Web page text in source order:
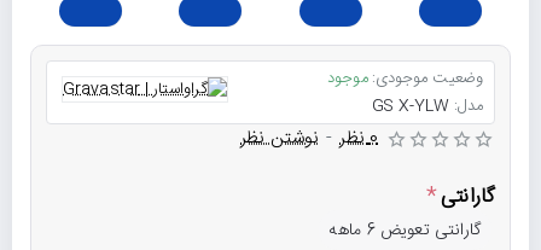
وضعیت موجودی:موجود
مدل: GS X-YLW
0 نظر - نوشتن نظر
گارانتی
گارانتی تعویض 6 ماهه